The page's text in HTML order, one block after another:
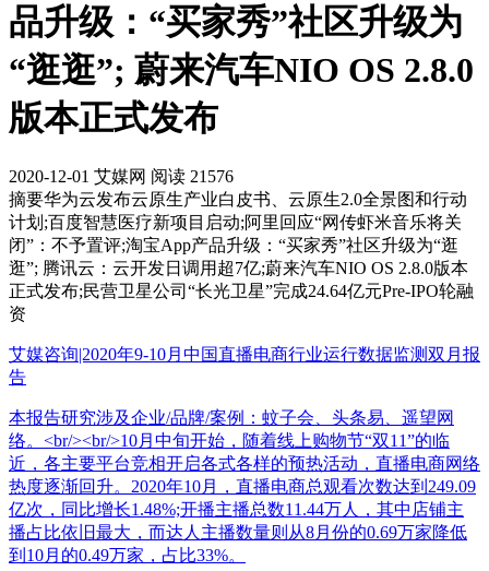
品升级：“买家秀”社区升级为
“逛逛”; 蔚来汽车NIO OS 2.8.0
版本正式发布
2020-12-01 艾媒网 阅读 21576
摘要华为云发布云原生产业白皮书、云原生2.0全景图和行动
计划;百度智慧医疗新项目启动;阿里回应“网传虾米音乐将关
闭”：不予置评;淘宝App产品升级：“买家秀”社区升级为“逛
逛”; 腾讯云：云开发日调用超7亿;蔚来汽车NIO OS 2.8.0版本
正式发布;民营卫星公司“长光卫星”完成24.64亿元Pre-IPO轮融
资
艾媒咨询|2020年9-10月中国直播电商行业运行数据监测双月报
告
本报告研究涉及企业/品牌/案例：蚊子会、头条易、遥望网
络。<br/><br/>10月中旬开始，随着线上购物节“双11”的临
近，各主要平台竞相开启各式各样的预热活动，直播电商网络
热度逐渐回升。2020年10月，直播电商总观看次数达到249.09
亿次，同比增长1.48%;开播主播总数11.44万人，其中店铺主
播占比依旧最大，而达人主播数量则从8月份的0.69万家降低
到10月的0.49万家，占比33%。